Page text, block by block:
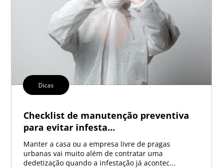
Dicas
Checklist de manutenção preventiva
para evitar infesta...
Manter a casa ou a empresa livre de pragas
urbanas vai muito além de contratar uma
dedetização quando a infestação já acontec...